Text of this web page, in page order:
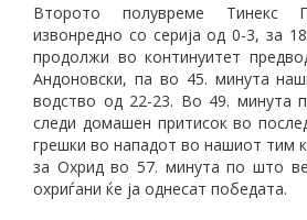
Второто полувреме Тинекс
извонредно со серија од 0-3, за
продолжи во континуитет
Андоновски, па во 45. минута
водство од 22-23. Во 49. минута
следи домашен притисок во
грешки во нападот во нашиот тим
за Охрид во 57. минута по што
охриѓани ќе ја однесат победата.